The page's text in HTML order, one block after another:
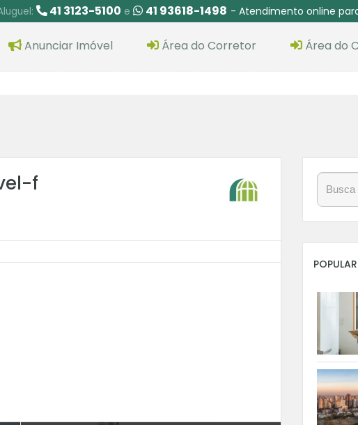
41 3123-5100 e 41 93618-1498 - Atendimento online
Anunciar Imóvel Área do Corretor Área do
f